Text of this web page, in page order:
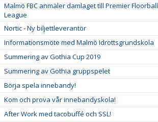
Malmö FBC anmäler damlaget till Premier Floorball
League
Nortic - Ny biljettleverantör
Informationsmöte med Malmö Idrottsgrundskola
Summering av Gothia Cup 2019
Summering av Gothia gruppspelet
Börja spela innebandy!
Kom och prova vår innebandyskola!
After Work med tacobuffé och SSL!